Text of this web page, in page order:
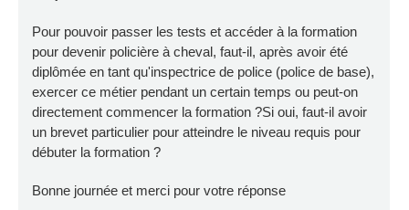
Pour pouvoir passer les tests et accéder à la formation
pour devenir policière à cheval, faut-il, après avoir été
diplômée en tant qu'inspectrice de police (police de base),
exercer ce métier pendant un certain temps ou peut-on
directement commencer la formation ?Si oui, faut-il avoir
un brevet particulier pour atteindre le niveau requis pour
débuter la formation ?
Bonne journée et merci pour votre réponse